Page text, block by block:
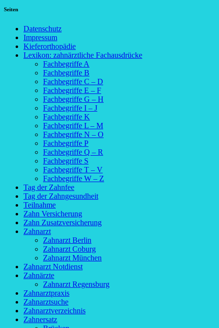
Seiten
Datenschutz
Impressum
Kieferorthopädie
Lexikon: zahnärztliche Fachausdrücke
Fachbegriffe A
Fachbegriffe B
Fachbegriffe C – D
Fachbegriffe E – F
Fachbegriffe G – H
Fachbegriffe I – J
Fachbegriffe K
Fachbegriffe L – M
Fachbegriffe N – O
Fachbegriffe P
Fachbegriffe Q – R
Fachbegriffe S
Fachbegriffe T – V
Fachbegriffe W – Z
Tag der Zahnfee
Tag der Zahngesundheit
Teilnahme
Zahn Versicherung
Zahn Zusatzversicherung
Zahnarzt
Zahnarzt Berlin
Zahnarzt Coburg
Zahnarzt München
Zahnarzt Notdienst
Zahnärzte
Zahnarzt Regensburg
Zahnarztpraxis
Zahnarztsuche
Zahnarztverzeichnis
Zahnersatz